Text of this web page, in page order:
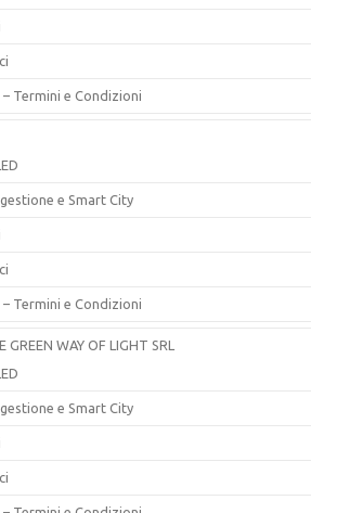
Termini e Condizioni
e Smart City
Termini e Condizioni
GREEN WAY OF LIGHT SRL
e Smart City